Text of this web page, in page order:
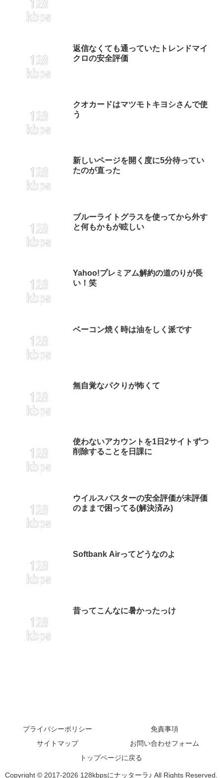
返信なくても通っていたトレンドマイ
クロの安全評価
クオカードはマツモトキヨシさんで使
う
新しいページを開く度に5分待ってい
たのが直った
ブルーライトグラスを使ってから外す
と何もかもが眩しい
Yahoo!プレミアム解約の道のりが長
い！笑
ベーコン焼く時は油をしく派です
無自覚なパクりが怖くて
使わないアカウントを1日2サイトずつ
削除することを日課に
ウイルスバスターの安全評価が未評価
のままで困ってる(解決済み)
Softbank Airってどうなのよ
昔ってこんなに暑かったっけ
プライバシーポリシー
免責事項
サイトマップ
お問い合わせフォーム
トップページに戻る
Copyright © 2017-2026 128kbpsにナッターラ♪ All Rights Reserved.